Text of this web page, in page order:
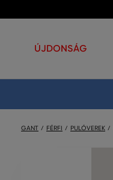
ÚJDONSÁG
GANT FÉRFI PULÓVEREK